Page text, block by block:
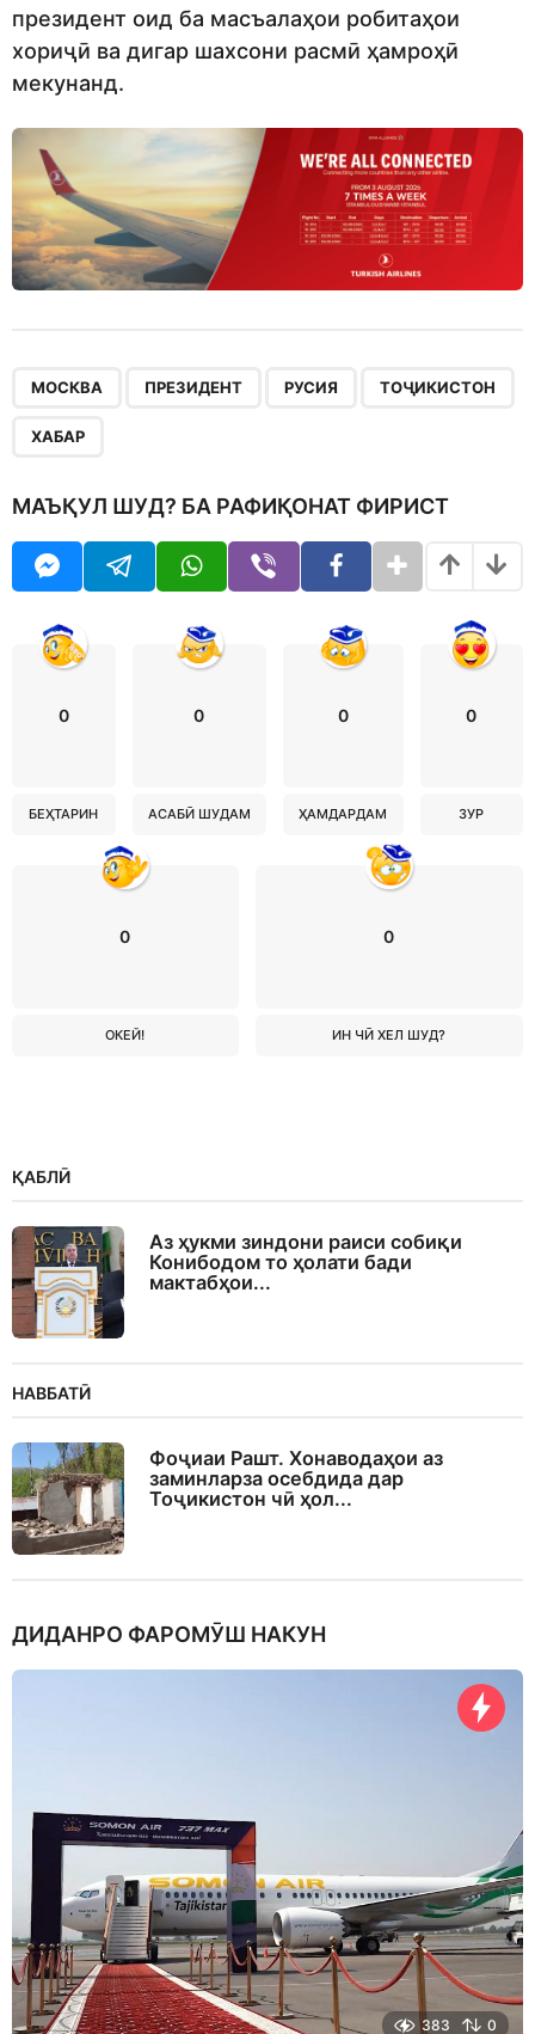
президент оид ба масъалаҳои робитаҳои
хориҷӣ ва дигар шахсони расмӣ ҳамроҳӣ
мекунанд.
МОСКВА ПРЕЗИДЕНТ РУСИЯ ТОҶИКИСТОН
ХАБАР
МАЪҚУЛ ШУД? БА РАФИҚОНАТ ФИРИСТ
0
БЕҲТАРИН
0
АСАБӢ ШУДАМ
0
ҲАМДАРДАМ
0
ЗУР
0
ОКЕЙ!
0
ИН ЧӢ ХЕЛ ШУД?
ҚАБЛӢ
Аз ҳукми зиндони раиси собиқи
Конибодом то ҳолати бади
мактабҳои...
НАВБАТӢ
Фоҷиаи Рашт. Хонаводаҳои аз
заминларза осебдида дар
Тоҷикистон чӣ ҳол...
ДИДАНРО ФАРОМӮШ НАКУН
383 0